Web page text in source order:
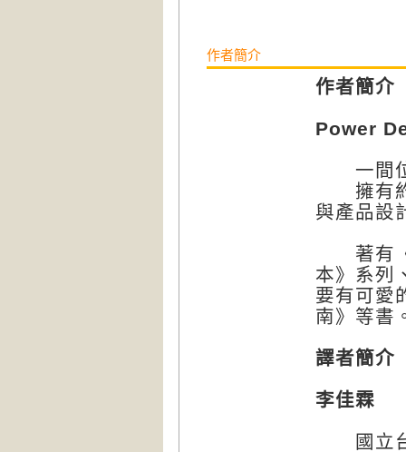
作者簡介
作者簡介
Power
一間位
擁有約
與產品設
著有《
本》系列
要有可愛
南》等書
譯者簡介
李佳霖
國立台